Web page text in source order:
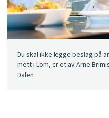
Du skal ikke legge beslag på
mett i Lom, er et av Arne
Dalen